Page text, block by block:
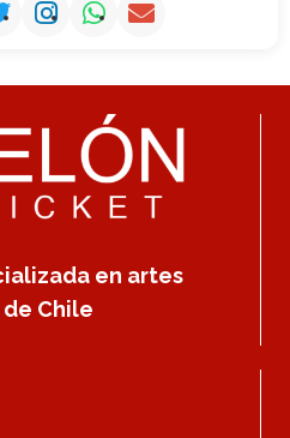
en artes
Chile